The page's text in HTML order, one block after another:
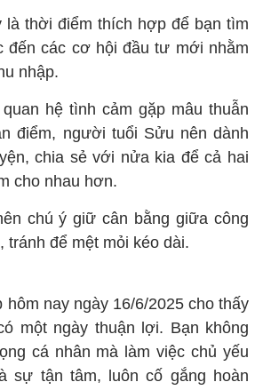
là thời điểm thích hợp để bạn tìm
đến các cơ hội đầu tư mới nhằm
nhập.
hệ tình cảm gặp mâu thuẫn
điểm, người tuổi Sửu nên dành
chia sẻ với nửa kia để cả hai
cho nhau hơn.
chú ý giữ cân bằng giữa công
tránh để mệt mỏi kéo dài.
hôm nay ngày 16/6/2025 cho thấy
một ngày thuận lợi. Bạn không
cá nhân mà làm việc chủ yếu
sự tận tâm, luôn cố gắng hoàn